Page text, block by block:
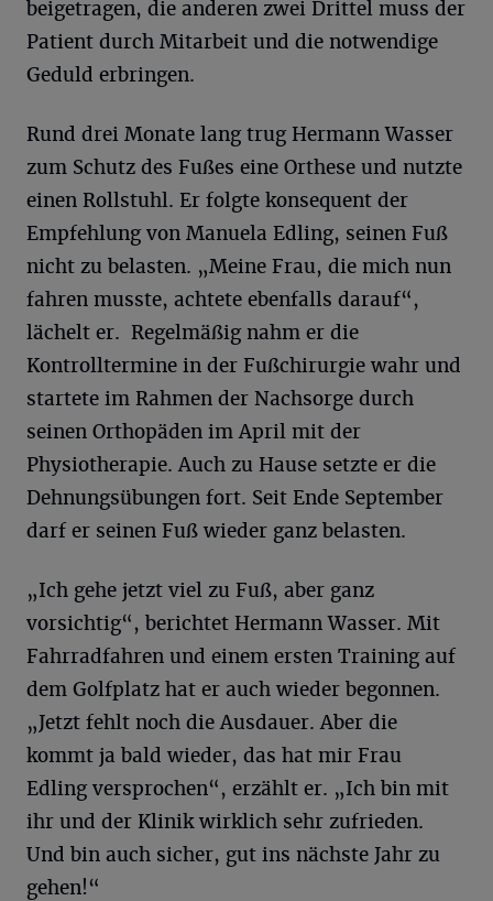
beigetragen, die anderen zwei Drittel muss der
Patient durch Mitarbeit und die notwendige
Geduld erbringen.
Rund drei Monate lang trug Hermann Wasser
zum Schutz des Fußes eine Orthese und nutzte
einen Rollstuhl. Er folgte konsequent der
Empfehlung von Manuela Edling, seinen Fuß
nicht zu belasten. „Meine Frau, die mich nun
fahren musste, achtete ebenfalls darauf“,
lächelt er. Regelmäßig nahm er die
Kontrolltermine in der Fußchirurgie wahr und
startete im Rahmen der Nachsorge durch
seinen Orthopäden im April mit der
Physiotherapie. Auch zu Hause setzte er die
Dehnungsübungen fort. Seit Ende September
darf er seinen Fuß wieder ganz belasten.
„Ich gehe jetzt viel zu Fuß, aber ganz
vorsichtig“, berichtet Hermann Wasser. Mit
Fahrradfahren und einem ersten Training auf
dem Golfplatz hat er auch wieder begonnen.
„Jetzt fehlt noch die Ausdauer. Aber die
kommt ja bald wieder, das hat mir Frau
Edling versprochen“, erzählt er. „Ich bin mit
ihr und der Klinik wirklich sehr zufrieden.
Und bin auch sicher, gut ins nächste Jahr zu
gehen!“